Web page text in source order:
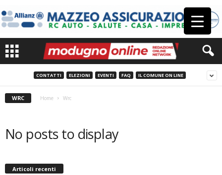
CONTATTI ELEZIONI EVENTI FAQ IL COMUNE ON LINE
WRC Home Wrc
No posts to display
Articoli recenti